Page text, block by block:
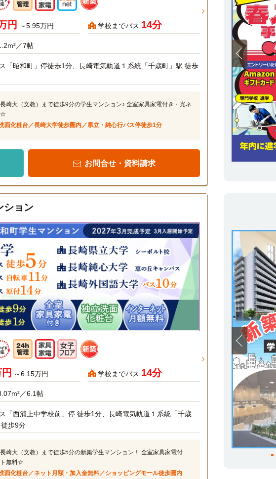
円 ～5.95万円 学校までバス 14分
／7帖
「昭和町」停徒歩1分、長崎電気軌道１系統「千歳町」駅 徒歩
崎大（文教）まで徒歩9分の学生マンション♪ 全室家具家電付き・光ネ
☆
面化粧台／長崎大学徒歩圏内／県立・純心行バス停徒歩1分
お問合せ・資料請求
ション
～6.15万円 学校までバス 14分
／6.1帖
「西浦上中学校前」停 徒歩1分、長崎電気軌道１系統「千歳
歩9分
崎大（文教）まで徒歩5分の新築学生マンション！ 全室家具家電付
ト無料☆
面化粧台／ネット月額・加入金無料／ショッピングモール徒歩圏内